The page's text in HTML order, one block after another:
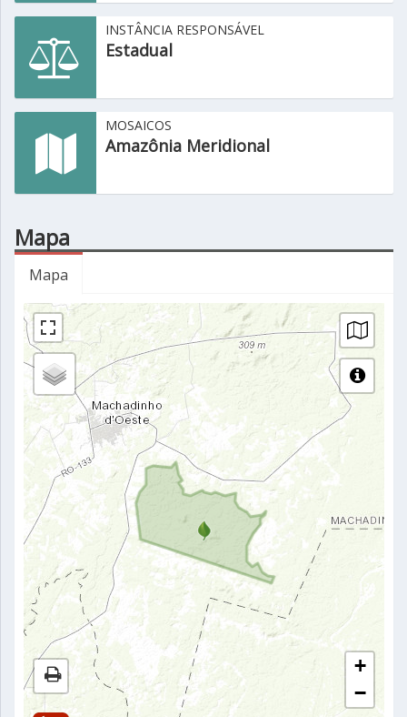
INSTÂNCIA RESPONSÁVEL
Estadual
MOSAICOS
Amazônia Meridional
Mapa
Mapa
+
−